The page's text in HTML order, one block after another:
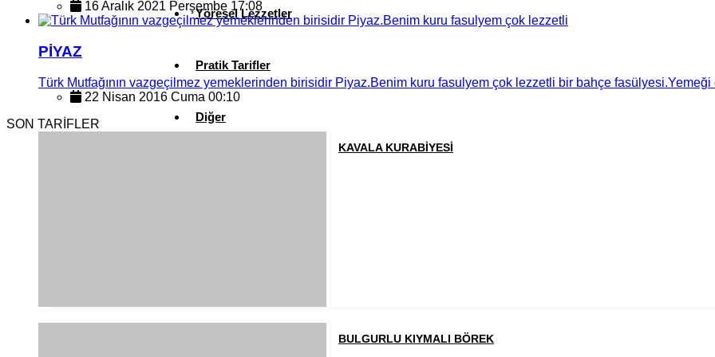
Yöresel Lezzetler
Pratik Tarifler
Diğer
16 Aralık 2021 Perşembe 17:08
PİYAZ
Türk Mutfağının vazgeçilmez yemeklerinden birisidir Piyaz.Benim kuru fasulyem çok lezzetli bir bahçe fasülyesi.Yemeği
22 Nisan 2016 Cuma 00:10
SON TARİFLER
KAVALA KURABİYESİ
BULGURLU KIYMALI BÖREK